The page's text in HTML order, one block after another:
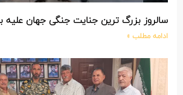
سالروز بزرگ ترین جنایت جنگی جهان علیه
ادامه مطلب »